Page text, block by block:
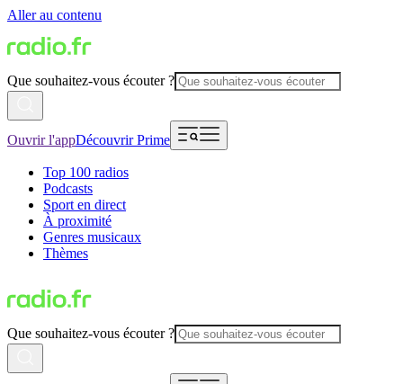
Aller au contenu
Que souhaitez-vous écouter ?
Ouvrir l'appDécouvrir Prime
Top 100 radios
Podcasts
Sport en direct
À proximité
Genres musicaux
Thèmes
Que souhaitez-vous écouter ?